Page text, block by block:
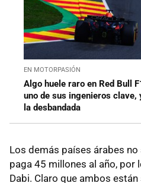
EN MOTORPASIÓN
Algo huele raro en Red Bull
uno de sus ingenieros clave,
la desbandada
Los demás países árabes
paga 45 millones al año, por
Dabi. Claro que ambos